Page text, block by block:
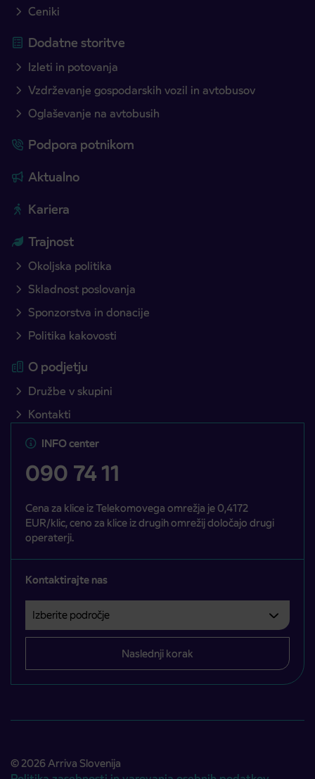
Ceniki
Dodatne storitve
Izleti in potovanja
Vzdrževanje gospodarskih vozil in avtobusov
Oglaševanje na avtobusih
Podpora potnikom
Aktualno
Kariera
Trajnost
Okoljska politika
Skladnost poslovanja
Sponzorstva in donacije
Politika kakovosti
O podjetju
Družbe v skupini
Kontakti
INFO center
090 74 11
Cena za klice iz Telekomovega omrežja je 0,4172
EUR/klic, ceno za klice iz drugih omrežij določajo drugi
operaterji.
Kontaktirajte nas
Naslednji korak
© 2026 Arriva Slovenija